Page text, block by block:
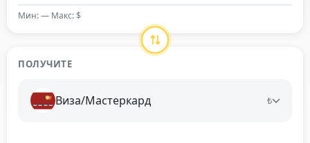
Мин: — Макс: $
ПОЛУЧИТЕ
Виза/Мастеркард ₺